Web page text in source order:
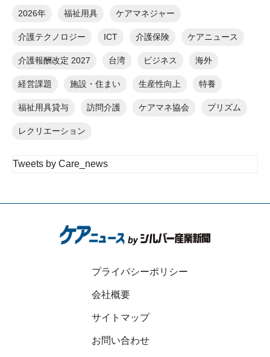
2026年 福祉用具 ケアマネジャー
介護テクノロジー ICT 介護保険 ケアニュース
介護報酬改定 2027 台湾 ビジネス 海外
経営課題 施設・住まい 生産性向上 特養
福祉用具貸与 訪問介護 ケアマネ協会 プリズム
レクリエーション
Tweets by Care_news
プライバシーポリシー
会社概要
サイトマップ
お問い合わせ